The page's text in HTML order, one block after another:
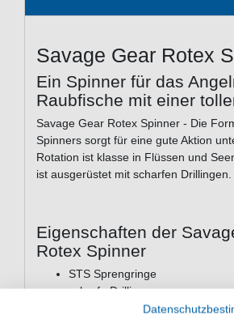
Savage Gear Rotex
Ein Spinner für das
Raubfische mit einer
Savage Gear Rotex Spinner - Die
Spinners sorgt für eine gute Aktion
Rotation ist klasse in Flüssen und
ist ausgerüstet mit scharfen Drillingen.
Eigenschaften der
Rotex Spinner
STS Sprengringe
scharfe Drillinge
im Wasser sofortige Rotation